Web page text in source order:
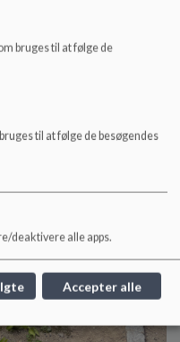
bruges til at følge de
til at følge de besøgendes
deaktivere alle apps.
Accepter alle